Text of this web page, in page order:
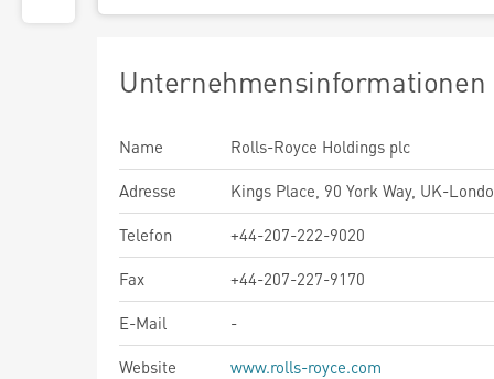
Unternehmensinformationen
Name
Rolls-Royce Holdings plc
Adresse
Kings Place, 90 York Way, UK-
Telefon
+44-207-222-9020
Fax
+44-207-227-9170
E-Mail
-
Website
www.rolls-royce.com